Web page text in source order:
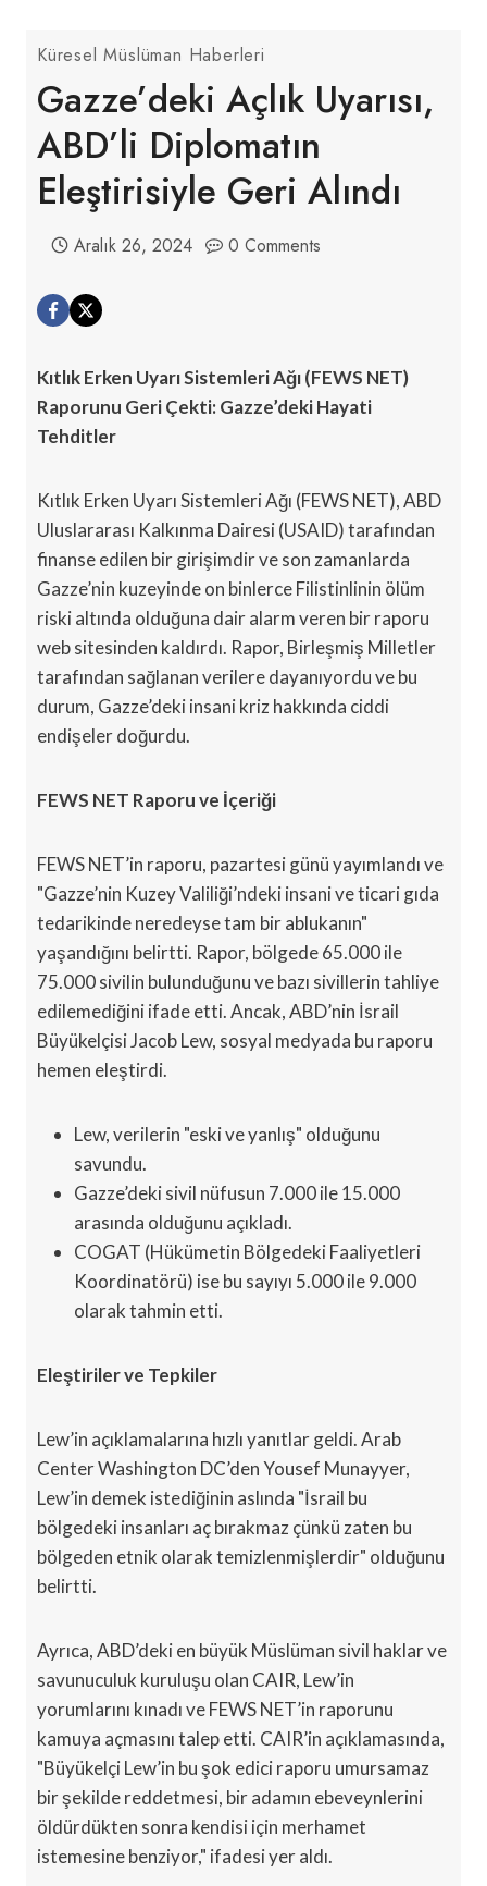
Küresel Müslüman Haberleri
Gazze’deki Açlık Uyarısı,
ABD’li Diplomatın
Eleştirisiyle Geri Alındı
Aralık 26, 2024 0 Comments
Kıtlık Erken Uyarı Sistemleri Ağı (FEWS NET)
Raporunu Geri Çekti: Gazze’deki Hayati
Tehditler
Kıtlık Erken Uyarı Sistemleri Ağı (FEWS NET), ABD
Uluslararası Kalkınma Dairesi (USAID) tarafından
finanse edilen bir girişimdir ve son zamanlarda
Gazze’nin kuzeyinde on binlerce Filistinlinin ölüm
riski altında olduğuna dair alarm veren bir raporu
web sitesinden kaldırdı. Rapor, Birleşmiş Milletler
tarafından sağlanan verilere dayanıyordu ve bu
durum, Gazze’deki insani kriz hakkında ciddi
endişeler doğurdu.
FEWS NET Raporu ve İçeriği
FEWS NET’in raporu, pazartesi günü yayımlandı ve
"Gazze’nin Kuzey Valiliği’ndeki insani ve ticari gıda
tedarikinde neredeyse tam bir ablukanın"
yaşandığını belirtti. Rapor, bölgede 65.000 ile
75.000 sivilin bulunduğunu ve bazı sivillerin tahliye
edilemediğini ifade etti. Ancak, ABD’nin İsrail
Büyükelçisi Jacob Lew, sosyal medyada bu raporu
hemen eleştirdi.
Lew, verilerin "eski ve yanlış" olduğunu
savundu.
Gazze’deki sivil nüfusun 7.000 ile 15.000
arasında olduğunu açıkladı.
COGAT (Hükümetin Bölgedeki Faaliyetleri
Koordinatörü) ise bu sayıyı 5.000 ile 9.000
olarak tahmin etti.
Eleştiriler ve Tepkiler
Lew’in açıklamalarına hızlı yanıtlar geldi. Arab
Center Washington DC’den Yousef Munayyer,
Lew’in demek istediğinin aslında "İsrail bu
bölgedeki insanları aç bırakmaz çünkü zaten bu
bölgeden etnik olarak temizlenmişlerdir" olduğunu
belirtti.
Ayrıca, ABD’deki en büyük Müslüman sivil haklar ve
savunuculuk kuruluşu olan CAIR, Lew’in
yorumlarını kınadı ve FEWS NET’in raporunu
kamuya açmasını talep etti. CAIR’in açıklamasında,
"Büyükelçi Lew’in bu şok edici raporu umursamaz
bir şekilde reddetmesi, bir adamın ebeveynlerini
öldürdükten sonra kendisi için merhamet
istemesine benziyor," ifadesi yer aldı.